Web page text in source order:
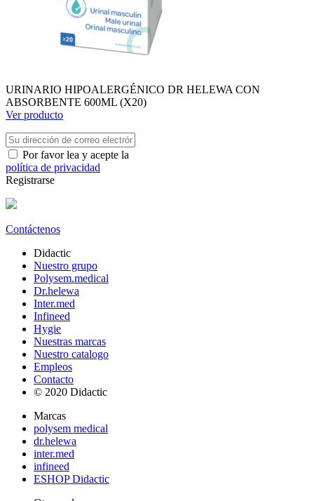
URINARIO HIPOALERGÉNICO DR HELEWA CON
ABSORBENTE 600ML (X20)
Ver producto
Por favor lea y acepte la
política de privacidad
Registrarse
Contáctenos
Didactic
Nuestro grupo
Polysem.medical
Dr.helewa
Inter.med
Infineed
Hygie
Nuestras marcas
Nuestro catalogo
Empleos
Contacto
© 2020 Didactic
Marcas
polysem medical
dr.helewa
inter.med
infineed
ESHOP Didactic